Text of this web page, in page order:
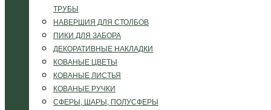
ТРУБЫ
НАВЕРШИЯ ДЛЯ СТОЛБОВ
ПИКИ ДЛЯ ЗАБОРА
ДЕКОРАТИВНЫЕ НАКЛАДКИ
КОВАНЫЕ ЦВЕТЫ
КОВАНЫЕ ЛИСТЬЯ
КОВАНЫЕ РУЧКИ
СФЕРЫ, ШАРЫ, ПОЛУСФЕРЫ